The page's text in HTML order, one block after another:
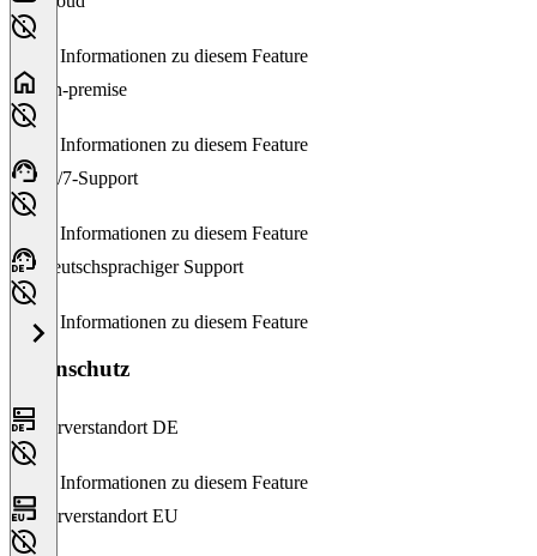
Keine Informationen zu diesem Feature
On-premise
Keine Informationen zu diesem Feature
24/7-Support
Keine Informationen zu diesem Feature
Deutschsprachiger Support
Keine Informationen zu diesem Feature
Datenschutz
Serverstandort DE
Keine Informationen zu diesem Feature
Serverstandort EU